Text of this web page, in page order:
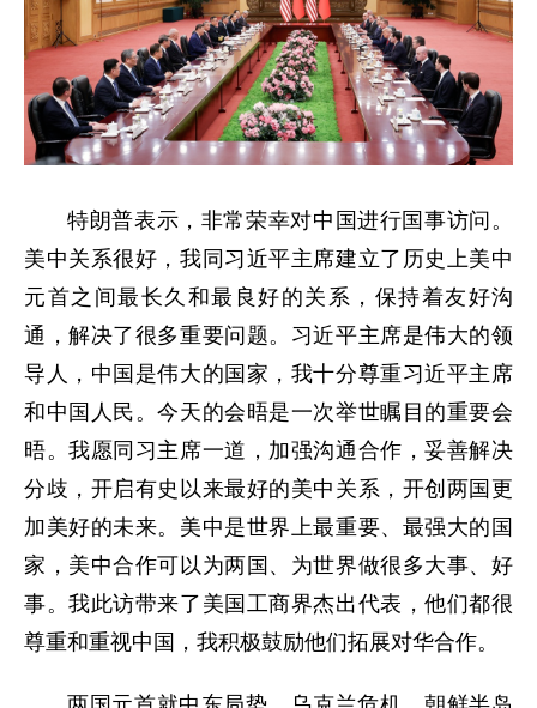
特朗普表示，非常荣幸对中国进行国事访问。
美中关系很好，我同习近平主席建立了历史上美中
元首之间最长久和最良好的关系，保持着友好沟
通，解决了很多重要问题。习近平主席是伟大的领
导人，中国是伟大的国家，我十分尊重习近平主席
和中国人民。今天的会晤是一次举世瞩目的重要会
晤。我愿同习主席一道，加强沟通合作，妥善解决
分歧，开启有史以来最好的美中关系，开创两国更
加美好的未来。美中是世界上最重要、最强大的国
家，美中合作可以为两国、为世界做很多大事、好
事。我此访带来了美国工商界杰出代表，他们都很
尊重和重视中国，我积极鼓励他们拓展对华合作。